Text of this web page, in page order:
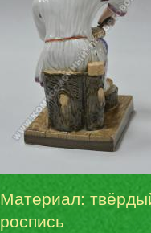
Материал:
роспись